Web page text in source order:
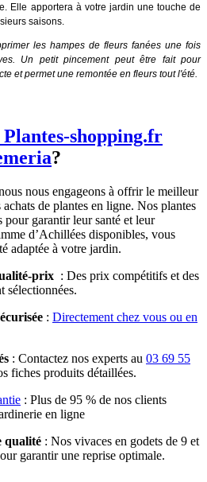
Elle apportera à votre jardin une touche de
saisons.
les hampes de fleurs fanées une fois
Un petit pincement peut être fait pour
et permet une remontée en fleurs tout l'été.
Plantes-shopping.fr
?
nous engageons à offrir le meilleur
de plantes en ligne. Nos plantes
pour garantir leur santé et leur
d’Achillées disponibles, vous
adaptée à votre jardin.
prix : Des prix compétitifs et des
sélectionnées.
: Directement chez vous ou en
: Contactez nos experts au 03 69 55
fiches produits détaillées.
: Plus de 95 % de nos clients
en ligne
qualité : Nos vivaces en godets de 9 et
garantir une reprise optimale.